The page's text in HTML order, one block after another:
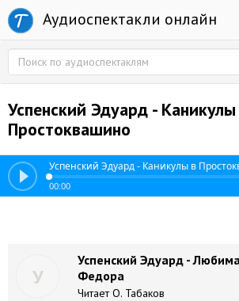
Аудиоспектакли онлайн
Успенский Эдуард - Каникулы
Простоквашино
Успенский Эдуард - Каникулы в
00:00
У
Успенский Эдуард -
Федора
Читает О. Табаков